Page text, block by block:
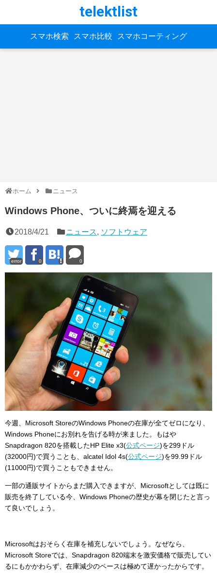
telektlist
スマホ検索 スマホ比較 スマホコーティング
ホーム ニュース
Windows Phone、ついに終焉を迎える
2018/4/21 ニュース, ソフトウェア
error 0 0
今週、Microsoft StoreのWindows Phoneの在庫が全てゼロになり、
Windows Phoneにお別れを告げる時が来ました。もはや
Snapdragon 820を搭載したHP Elite x3(公式ページ)を299ドル
(32000円)で買うことも、alcatel Idol 4s(公式ページ)を99.99ドル
(11000円)で買うこともできません。
一部の通販サイトからまだ購入できますが、Microsoftとしては既に
販売を終了している今、Windows Phoneの歴史が幕を閉じたと言っ
て良いでしょう。
Microsoftはおそらく在庫を補充しないでしょう。なぜなら、
Microsoft Storeでは、Snapdragon 820端末を激安価格で販売してい
るにもかかわらず、在庫減少のペースは極めて遅かったからです。